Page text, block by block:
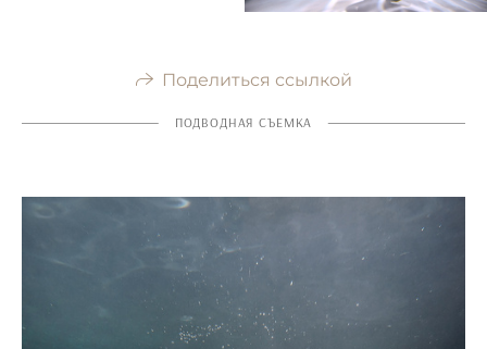
Поделиться ссылкой
ПОДВОДНАЯ СЪЕМКА